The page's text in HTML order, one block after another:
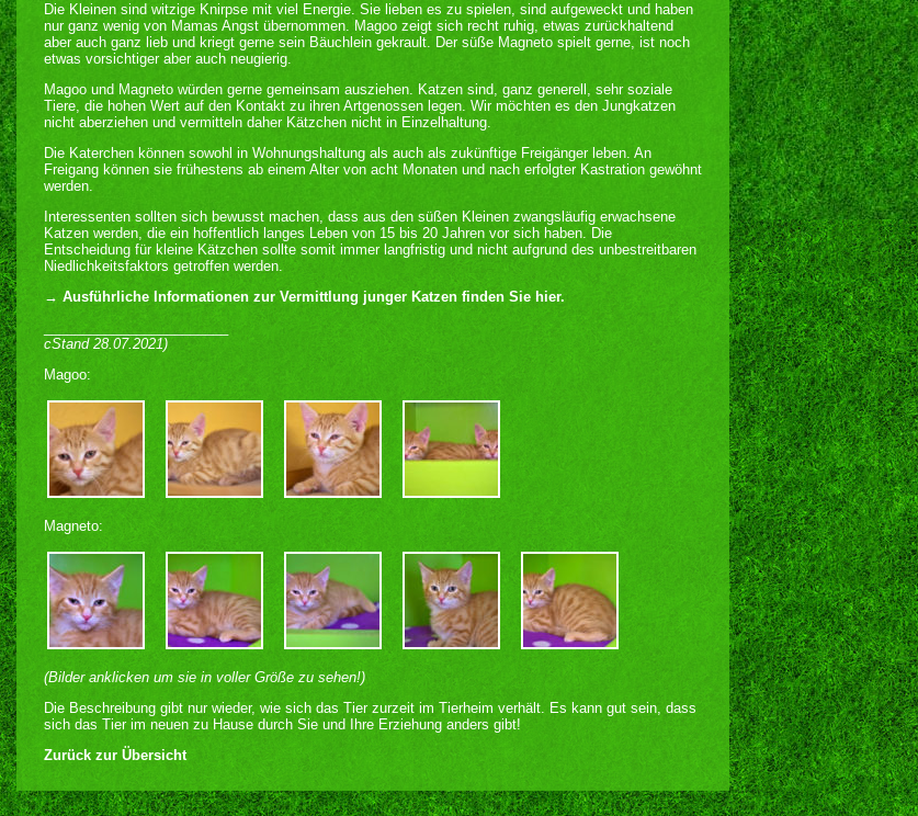
Die Kleinen sind witzige Knirpse mit viel Energie. Sie lieben es zu spielen, sind aufgeweckt und haben
nur ganz wenig von Mamas Angst übernommen. Magoo zeigt sich recht ruhig, etwas zurückhaltend
aber auch ganz lieb und kriegt gerne sein Bäuchlein gekrault. Der süße Magneto spielt gerne, ist noch
etwas vorsichtiger aber auch neugierig.
Magoo und Magneto würden gerne gemeinsam ausziehen. Katzen sind, ganz generell, sehr soziale
Tiere, die hohen Wert auf den Kontakt zu ihren Artgenossen legen. Wir möchten es den Jungkatzen
nicht aberziehen und vermitteln daher Kätzchen nicht in Einzelhaltung.
Die Katerchen können sowohl in Wohnungshaltung als auch als zukünftige Freigänger leben. An
Freigang können sie frühestens ab einem Alter von acht Monaten und nach erfolgter Kastration gewöhnt
werden.
Interessenten sollten sich bewusst machen, dass aus den süßen Kleinen zwangsläufig erwachsene
Katzen werden, die ein hoffentlich langes Leben von 15 bis 20 Jahren vor sich haben. Die
Entscheidung für kleine Kätzchen sollte somit immer langfristig und nicht aufgrund des unbestreitbaren
Niedlichkeitsfaktors getroffen werden.
→ Ausführliche Informationen zur Vermittlung junger Katzen finden Sie hier.
________________________
cStand 28.07.2021)
Magoo:
Magneto:
(Bilder anklicken um sie in voller Größe zu sehen!)
Die Beschreibung gibt nur wieder, wie sich das Tier zurzeit im Tierheim verhält. Es kann gut sein, dass
sich das Tier im neuen zu Hause durch Sie und Ihre Erziehung anders gibt!
Zurück zur Übersicht